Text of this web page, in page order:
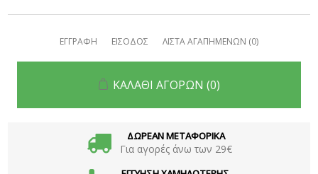
ΕΓΓΡΑΦΗ ΕΙΣΟΔΟΣ ΛΙΣΤΑ ΑΓΑΠΗΜΕΝΩΝ (0)
ΚΑΛΑΘΙ ΑΓΟΡΩΝ (0)
ΔΩΡΕΑΝ ΜΕΤΑΦΟΡΙΚΑ
Για αγορές άνω των 29€